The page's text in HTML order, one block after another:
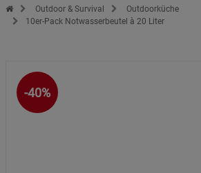
Zur Startseite des Kopp Verlag Online-Shop
Outdoor & Survival
Outdoorküche
10er-Pack Notwasserbeutel à 20 Liter
-40%